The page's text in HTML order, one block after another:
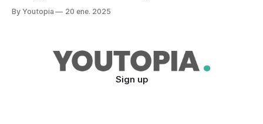
By Youtopia 20 ene. 2025
Sign up